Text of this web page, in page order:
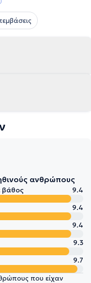
ανθρώπους
βάθος
9.4
9.4
9.4
9.3
9.7
που είχαν